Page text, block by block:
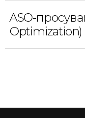
ASO-
Optimization)